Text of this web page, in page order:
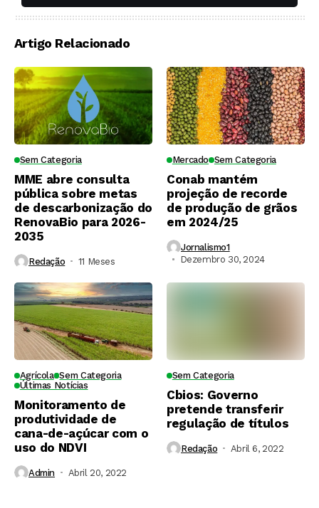
soqueiras?
Artigo Relacionado
Sem Categoria
MME abre consulta
pública sobre metas
de descarbonização do
RenovaBio para 2026-
2035
Redação 11 Meses ⁮
Mercado Sem Categoria
Conab mantém
projeção de recorde
de produção de grãos
em 2024/25
Jornalismo1
Dezembro 30, 2024
Agrícola Sem Categoria
Últimas Notícias
Monitoramento de
produtividade de
cana-de-açúcar com o
uso do NDVI
Admin Abril 20, 2022
Sem Categoria
Cbios: Governo
pretende transferir
regulação de títulos
Redação Abril 6, 2022